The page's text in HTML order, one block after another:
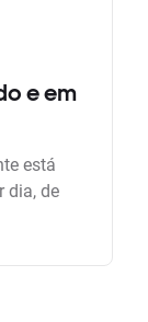
e em
está
dia, de